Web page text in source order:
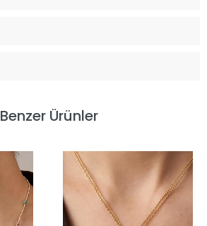
Benzer Ürünler